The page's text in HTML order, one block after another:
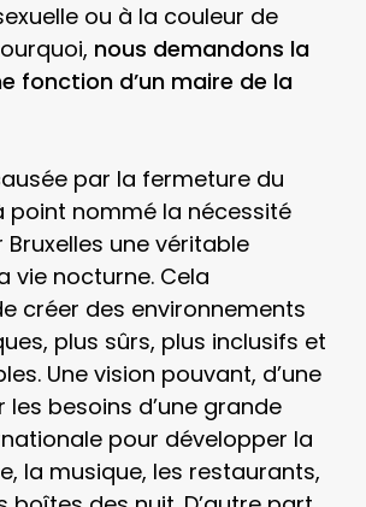
ou à la couleur de
nous demandons la
fonction d’un maire de la
par la fermeture du
point nommé la nécessité
Bruxelles une véritable
vie nocturne. Cela
créer des environnements
plus sûrs, plus inclusifs et
Une vision pouvant, d’une
les besoins d’une grande
pour développer la
la musique, les restaurants,